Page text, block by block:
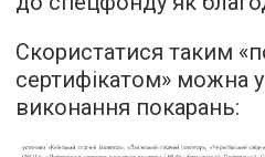
Скористатися таким
сертифікатом» можна
виконання покарань: